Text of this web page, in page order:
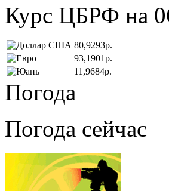
Курс ЦБРФ на
80,9293р.
93,1901р.
11,9684р.
Погода
Погода сейчас